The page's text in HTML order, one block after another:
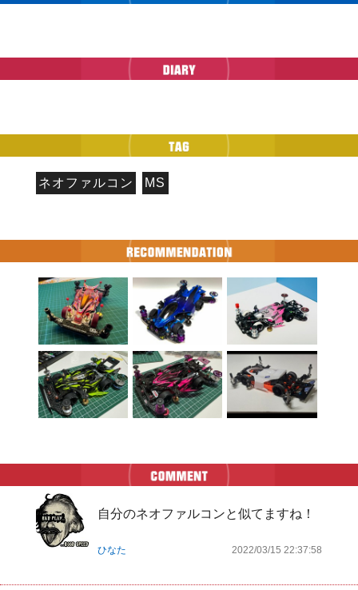
ネオファルコン MS
自分のネオファルコンと似てますね！
ひなた 2022/03/15 22:37:58